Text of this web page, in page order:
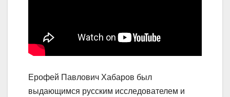
Ерофей Павлович Хабаров был
выдающимся русским исследователем и